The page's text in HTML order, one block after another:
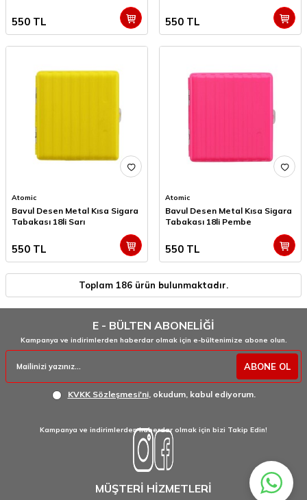
550 TL 550 TL
Atomic
Bavul Desen Metal Kısa Sigara
Tabakası 18li Sarı
550 TL
Atomic
Bavul Desen Metal Kısa Sigara
Tabakası 18li Pembe
550 TL
Toplam 186 ürün bulunmaktadır.
E - BÜLTEN ABONELİĞİ
Kampanya ve indirimlerden haberdar olmak için e-bültenimize abone olun.
ABONE OL
KVKK Sözleşmesi'ni, okudum, kabul ediyorum.
Kampanya ve indirimlerden haberdar olmak için bizi Takip Edin!
MÜŞTERİ HİZMETLERİ